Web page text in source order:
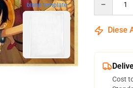
blank template
Diese
Cost